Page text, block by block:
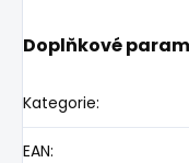
Doplňkové
Kategorie:
EAN: